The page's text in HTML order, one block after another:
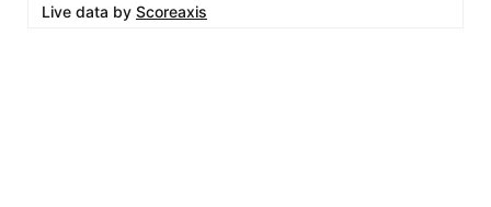
Live data by Scoreaxis